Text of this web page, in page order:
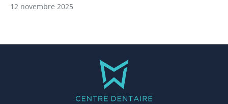
12 novembre 2025